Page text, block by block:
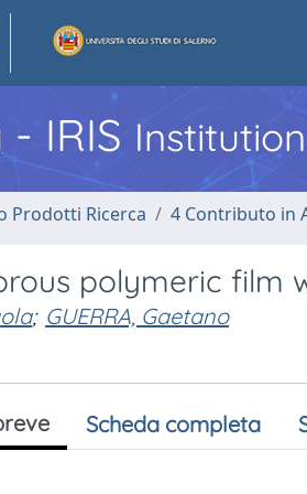
IRIS
Prodotti Ricerca 4 Contributo in
polymeric film
; GUERRA, Gaetano
Scheda completa